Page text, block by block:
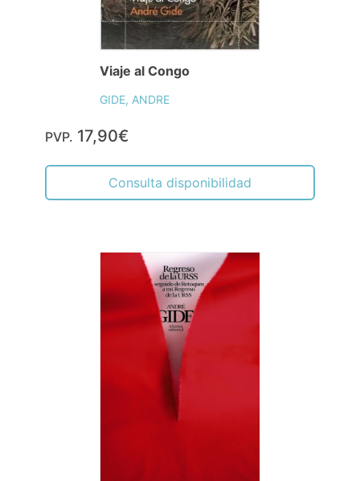
Viaje al Congo
GIDE, ANDRE
PVP. 17,90€
Consulta disponibilidad